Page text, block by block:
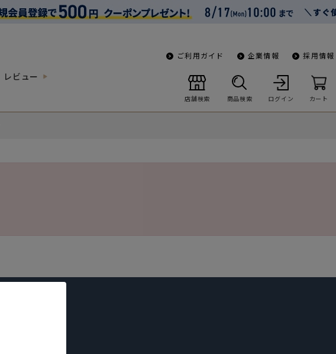
レビュー
ご利用ガイド 企業情報 採用情報
店舗検索 商品検索 ログイン カート